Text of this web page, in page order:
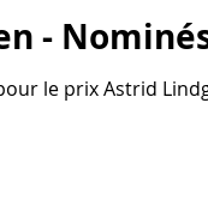
-
le prix Astrid